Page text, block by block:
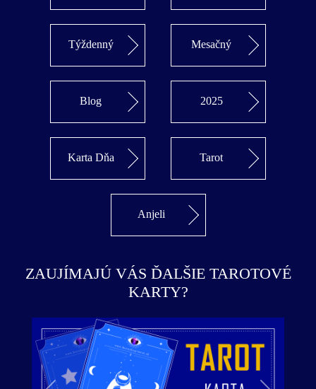
Týždenný Mesačný
Blog 2025
Karta Dňa Tarot
Anjeli
ZAUJÍMAJÚ VÁS ĎALŠIE TAROTOVÉ
KARTY?